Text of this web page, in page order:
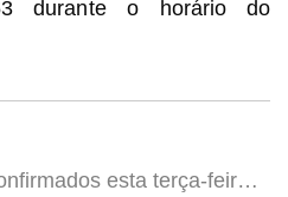
durante o horário do
esta terça-feira